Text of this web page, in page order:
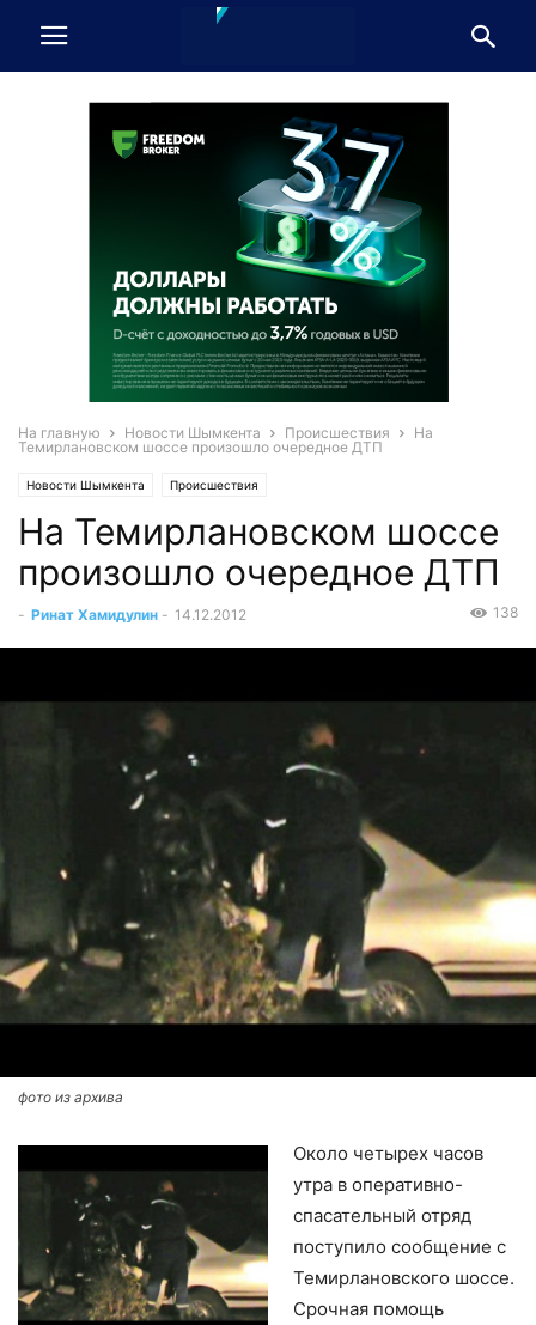
На главную Новости Шымкента Происшествия
На
Темирлановском шоссе произошло очередное ДТП
Новости Шымкента Происшествия
На Темирлановском шоссе
произошло очередное ДТП
- Ринат Хамидулин - 14.12.2012 138
фото из архива
Около четырех часов
утра в оперативно-
спасательный отряд
поступило сообщение с
Темирлановского шоссе.
Срочная помощь